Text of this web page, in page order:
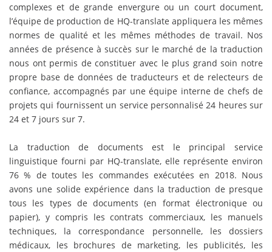
complexes et de grande envergure ou un court document,
l’équipe de production de HQ-translate appliquera les mêmes
normes de qualité et les mêmes méthodes de travail. Nos
années de présence à succès sur le marché de la traduction
nous ont permis de constituer avec le plus grand soin notre
propre base de données de traducteurs et de relecteurs de
confiance, accompagnés par une équipe interne de chefs de
projets qui fournissent un service personnalisé 24 heures sur
24 et 7 jours sur 7.
La traduction de documents est le principal service
linguistique fourni par HQ-translate, elle représente environ
76 % de toutes les commandes exécutées en 2018. Nous
avons une solide expérience dans la traduction de presque
tous les types de documents (en format électronique ou
papier), y compris les contrats commerciaux, les manuels
techniques, la correspondance personnelle, les dossiers
médicaux, les brochures de marketing, les publicités, les